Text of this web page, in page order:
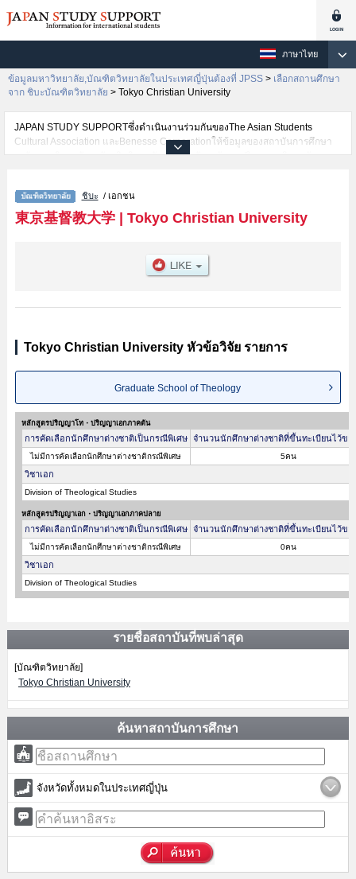
ภาษาไทย
ข้อมูลมหาวิทยาลัย,บัณฑิตวิทยาลัยในประเทศญี่ปุ่นต้องที่ JPSS > เลือกสถานศึกษา
จาก ชิบะบัณฑิตวิทยาลัย > Tokyo Christian University
JAPAN STUDY SUPPORTซึ่งดำเนินงานร่วมกันของThe Asian Students
Cultural Association และBenesse Corporationให้ข้อมูลของสถาบันการศึกษา
ระดับมหาวิทยาลัย・บัณฑิตวิทยาลัย・วิทยาลัยระดับอนุปริญญา・วิทยาลัย
นักศึกษาต่างชาติเช่นGraduate School of Theology เป็นต้น,ข้อมูลของแต่ละ
สาขาวิจัย,ข้อมูลการสอบคัดเลือกเข้าศึกษาเช่นจำนวนคนที่รับสมัครหรือจำนวน
คนที่ผ่านการสอบคัดเลือกเป็นต้น,แนะนำสถานที่,การเดินทางเป็นต้นไว้ด้วยดังนั้น
ชิบะ / เอกชน
東京基督教大学| Tokyo Christian University
Tokyo Christian University หัวข้อวิจัย รายการ
Graduate School of Theology
หลักสูตรปริญญาโท・ปริญญาเอกภาคต้น
การคัดเลือกนักศึกษาต่างชาติเป็นกรณีพิเศษ จำนวนนักศึกษาต่างชาติที่ขึ้นทะเบียนไว้ขอ
ไม่มีการคัดเลือกนักศึกษาต่างชาติกรณีพิเศษ 5คน
วิชาเอก
Division of Theological Studies
หลักสูตรปริญญาเอก・ปริญญาเอกภาคปลาย
การคัดเลือกนักศึกษาต่างชาติเป็นกรณีพิเศษ จำนวนนักศึกษาต่างชาติที่ขึ้นทะเบียนไว้ขอ
ไม่มีการคัดเลือกนักศึกษาต่างชาติกรณีพิเศษ 0คน
วิชาเอก
Division of Theological Studies
รายชื่อสถาบันที่พบล่าสุด
[บัณฑิตวิทยาลัย]
Tokyo Christian University
ค้นหาสถาบันการศึกษา
จังหวัดทั้งหมดในประเทศญี่ปุ่น